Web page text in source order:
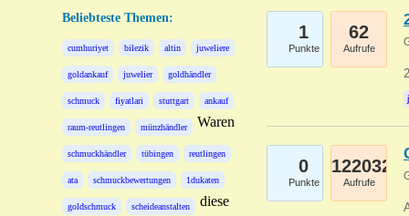
Beliebteste Themen:
cumhuriyet bilezik altin juweliere
goldankauf juwelier goldhändler
schmuck fiyatlari stuttgart ankauf
raum-reutlingen münzhändler
schmuckhändler tübingen reutlingen
ata schmuckbewertungen 1dukaten
goldschmuck scheideanstalten
Waren
diese
1
Punkte
62
Aufrufe
0
Punkte
122032
Aufrufe